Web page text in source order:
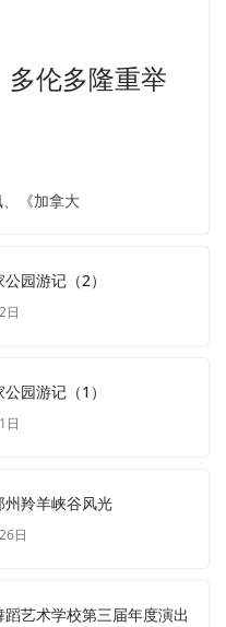
伦多隆重举
、《加拿大
园游记（2）
日
园游记（1）
日
州羚羊峡谷风光
日
艺术学校第三届年度演出